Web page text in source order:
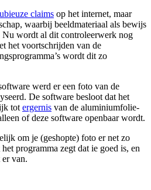
claims op het internet, maar
waarbij beeldmateriaal als bewijs
wordt al dit controleerwerk nog
het voortschrijden van de
wordt dit zo
werd er een foto van de
De software besloot dat het
totergernis van de aluminiumfolie-
of deze software openbaar wordt.
om je (geshopte) foto er net zo
programma zegt dat ie goed is, en
van.